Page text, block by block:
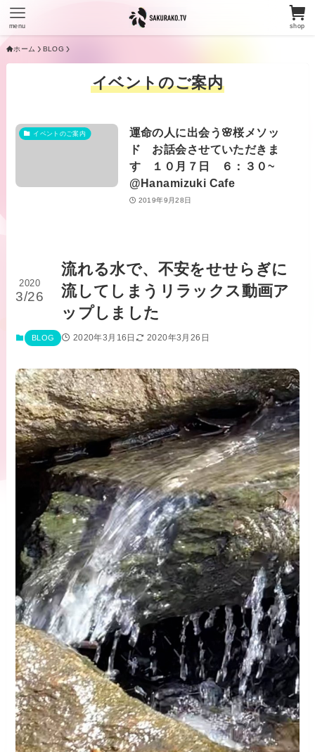
shop
menu
ホーム BLOG
イベントのご案内
イベントのご案内
運命の人に出会う🌸桜メソッ
ド お話会させていただきま
す １０月７日 ６：３０~
@Hanamizuki Cafe
2019年9月28日
流れる水で、不安をせせらぎに
流してしまうリラックス動画ア
ップしました
2020
3/26
BLOG 2020年3月16日 2020年3月26日